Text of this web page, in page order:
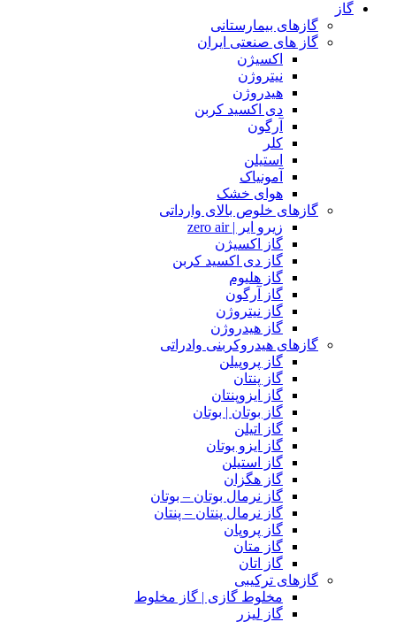
گاز
گازهای بیمارستانی
گاز های صنعتی ایران
اکسیژن
نیتروژن
هیدروژن
دی اکسید کربن
آرگون
کلر
استیلن
آمونیاک
هوای خشک
گازهای خلوص بالای وارداتی
زیرو ایر | zero air
گاز اکسیژن
گاز دی اکسید کربن
گاز هلیوم
گاز آرگون
گاز نیتروژن
گاز هیدروژن
گازهای هیدروکربنی وادراتی
گاز پروپیلن
گاز پنتان
گاز ایزوپنتان
گاز بوتان | بوتان
گاز اتیلن
گاز ایزو بوتان
گاز استیلن
گاز هگزان
گاز نرمال بوتان – بوتان
گاز نرمال پنتان – پنتان
گاز پروپان
گاز متان
گاز اتان
گازهای ترکیبی
مخلوط گازی | گاز مخلوط
گاز لیزر